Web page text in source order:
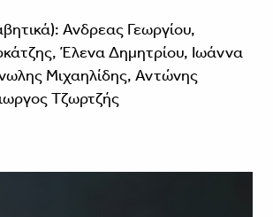
Ανδρεας Γεωργίου,
Έλενα Δημητρίου, Ιωάννα
Μιχαηλίδης, Αντώνης
Τζωρτζής